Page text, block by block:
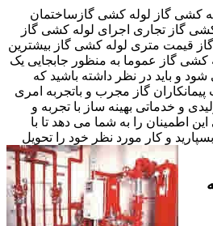
کشی گاز لوله کشی گازساختمان
گاز تجاری اجرای لوله کشی گاز
قیمت متری لوله کشی گاز بیشترین
کشی گاز عموما به منظور جابجایی یک
و باید در نظر داشته باشید که
گاز مجرب و باتجربه امری
و خدماتی بهینه ساز با تجربه و
اطمینان را به شما می دهد تا با
و کار مورد نظر خود را تحویل